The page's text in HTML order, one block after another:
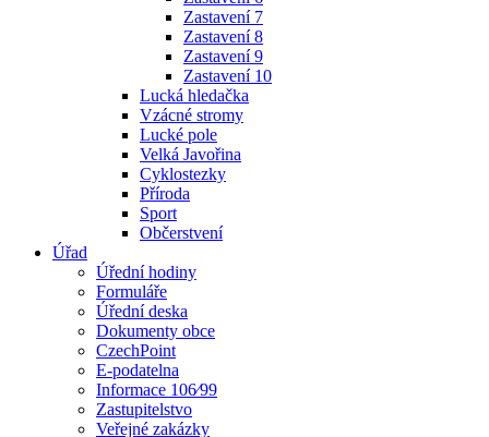
Zastavení 7
Zastavení 8
Zastavení 9
Zastavení 10
Lucká hledačka
Vzácné stromy
Lucké pole
Velká Javořina
Cyklostezky
Příroda
Sport
Občerstvení
Úřad
Úřední hodiny
Formuláře
Úřední deska
Dokumenty obce
CzechPoint
E-podatelna
Informace 106⁄99
Zastupitelstvo
Veřejné zakázky